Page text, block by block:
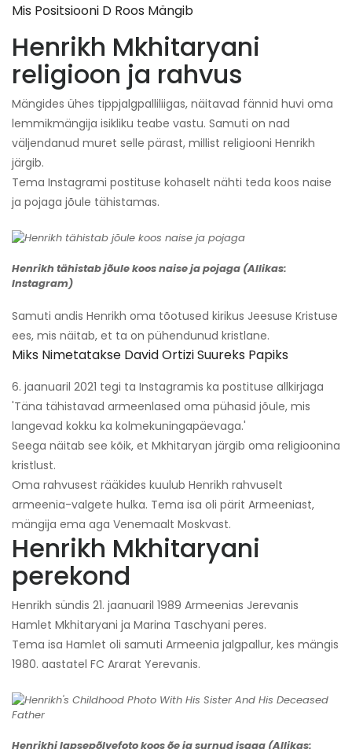
Mis Positsiooni D Roos Mängib
Henrikh Mkhitaryani
religioon ja rahvus
Mängides ühes tippjalgpalliliigas, näitavad fännid huvi oma
lemmikmängija isikliku teabe vastu. Samuti on nad
väljendanud muret selle pärast, millist religiooni Henrikh
järgib.
Tema Instagrami postituse kohaselt nähti teda koos naise
ja pojaga jõule tähistamas.
Henrikh tähistab jõule koos naise ja pojaga (Allikas:
Instagram)
Samuti andis Henrikh oma tõotused kirikus Jeesuse Kristuse
ees, mis näitab, et ta on pühendunud kristlane.
Miks Nimetatakse David Ortizi Suureks Papiks
6. jaanuaril 2021 tegi ta Instagramis ka postituse allkirjaga
'Täna tähistavad armeenlased oma pühasid jõule, mis
langevad kokku ka kolmekuningapäevaga.'
Seega näitab see kõik, et Mkhitaryan järgib oma religioonina
kristlust.
Oma rahvusest rääkides kuulub Henrikh rahvuselt
armeenia-valgete hulka. Tema isa oli pärit Armeeniast,
mängija ema aga Venemaalt Moskvast.
Henrikh Mkhitaryani
perekond
Henrikh sündis 21. jaanuaril 1989 Armeenias Jerevanis
Hamlet Mkhitaryani ja Marina Taschyani peres.
Tema isa Hamlet oli samuti Armeenia jalgpallur, kes mängis
1980. aastatel FC Ararat Yerevanis.
Henrikhi lapsepõlvefoto koos õe ja surnud isaga (Allikas: